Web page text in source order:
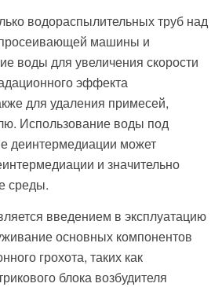
водораспылительных труб над
машины и
воды для увеличения скорости
эффекта
для удаления примесей,
Использование воды под
деинтермедиации может
и значительно
среды.
введением в эксплуатацию
основных компонентов
грохота, таких как
блока возбудителя